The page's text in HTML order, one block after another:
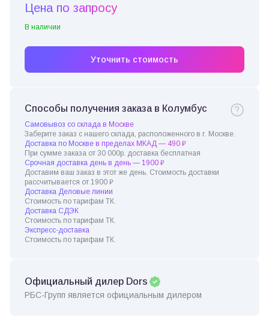
Цена по запросу
В наличии
Уточнить стоимость
Способы получения заказа в Колумбус
Самовывоз со склада в Москве
Заберите заказ с нашего склада, расположенного в г. Москве.
Доставка по Москве в пределах МКАД — 490 ₽
При сумме заказа от 30 000р. доставка бесплатная
Срочная доставка день в день — 1900 ₽
Доставим ваш заказ в этот же день. Стоимость доставки
рассчитывается от 1900 ₽
Доставка Деловые линии
Стоимость по тарифам ТК.
Доставка СДЭК
Стоимость по тарифам ТК.
Экспресс-доставка
Стоимость по тарифам ТК.
Официальный дилер Dors
РБС-Групп является официальным дилером